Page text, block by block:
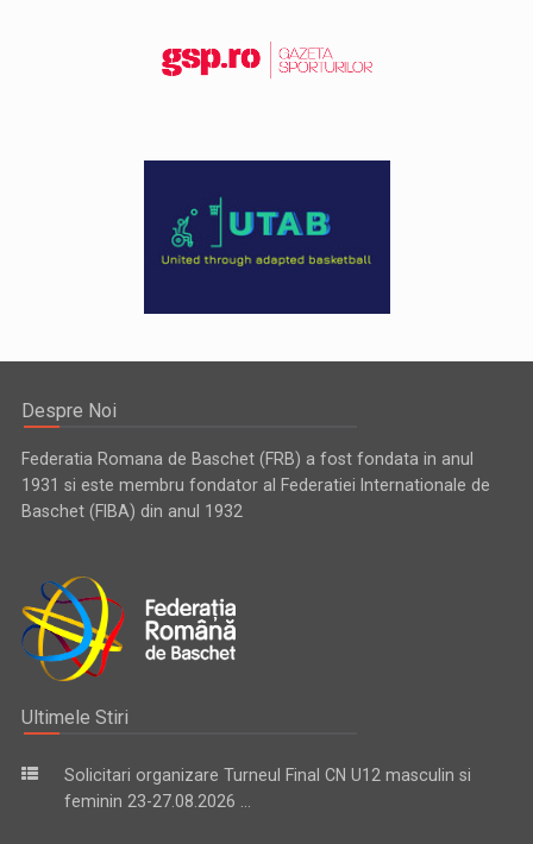
Despre Noi
Federatia Romana de Baschet (FRB) a fost fondata in anul
1931 si este membru fondator al Federatiei Internationale de
Baschet (FIBA) din anul 1932
Ultimele Stiri
Solicitari organizare Turneul Final CN U12 masculin si
feminin 23-27.08.2026 ...